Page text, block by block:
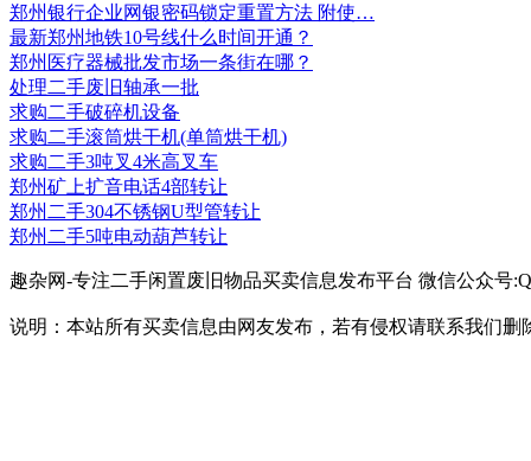
郑州银行企业网银密码锁定重置方法 附使…
最新郑州地铁10号线什么时间开通？
郑州医疗器械批发市场一条街在哪？
处理二手废旧轴承一批
求购二手破碎机设备
求购二手滚筒烘干机(单筒烘干机)
求购二手3吨叉4米高叉车
郑州矿上扩音电话4部转让
郑州二手304不锈钢U型管转让
郑州二手5吨电动葫芦转让
趣杂网-专注二手闲置废旧物品买卖信息发布平台 微信公众号
说明：本站所有买卖信息由网友发布，若有侵权请联系我们